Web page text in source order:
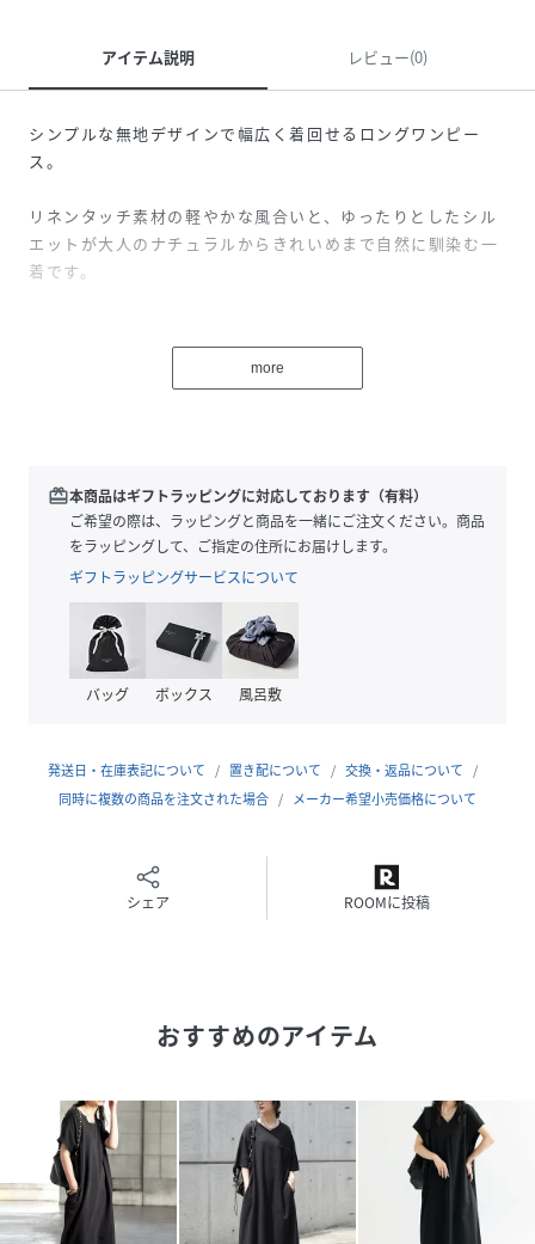
アイテム説明 レビュー(0)
シンプルな無地デザインで幅広く着回せるロングワンピー
ス。
リネンタッチ素材の軽やかな風合いと、ゆったりとしたシル
エットが大人のナチュラルからきれいめまで自然に馴染む一
着です。
顔まわりをすっきりと見せながら、女性らしいやわらかな印
象に仕上げています。
涼しく快適な着心地を叶え、春夏シーズンにも取り入れやす
【形状】
緩やかに広がるAラインシルエットで、ゆったりとしたワイ
more
redeem本商品はギフトラッピングに対応しております（有料）
ご希望の際は、ラッピングと商品を一緒にご注文ください。商品
をラッピングして、ご指定の住所にお届けします。
ギフトラッピングサービスについて
バッグ ボックス 風呂敷
発送日・在庫表記について 置き配について
交換・返品について
同時に複数の商品を注文された場合
メーカー希望小売価格について
シェア ROOMに投稿
おすすめのアイテム